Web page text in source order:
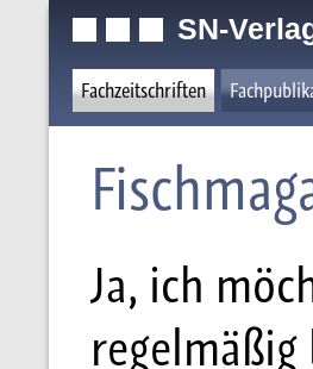
SN-
Fachzeitschriften
Ja, ich
regelmäßig